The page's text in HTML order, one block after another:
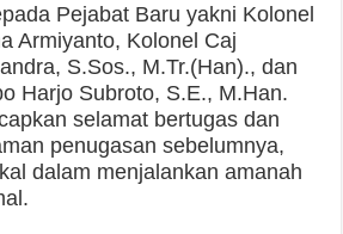
Pejabat Baru yakni Kolonel
Armiyanto, Kolonel Caj
S.Sos., M.Tr.(Han)., dan
Harjo Subroto, S.E., M.Han.
selamat bertugas dan
penugasan sebelumnya,
dalam menjalankan amanah